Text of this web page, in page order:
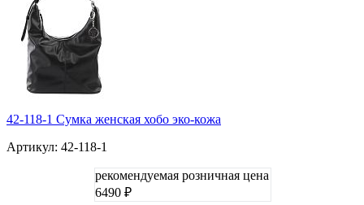
42-118-1 Сумка женская хобо эко-кожа
Артикул: 42-118-1
рекомендуемая розничная цена
6490 ₽